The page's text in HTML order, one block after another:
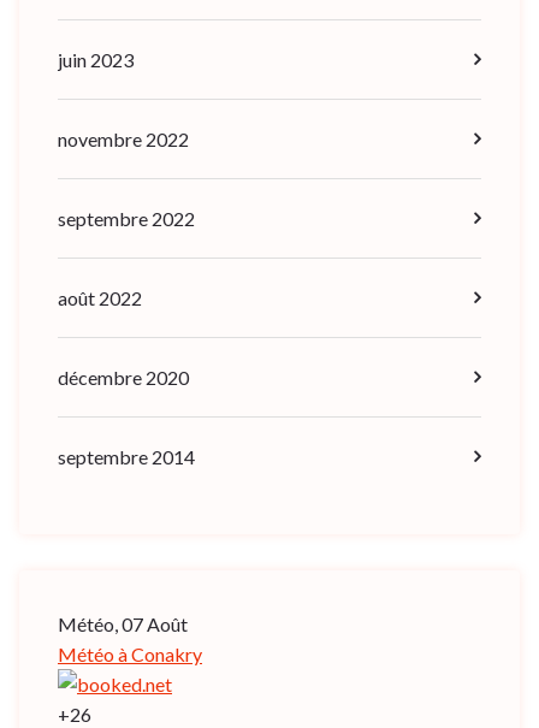
juin 2023
novembre 2022
septembre 2022
août 2022
décembre 2020
septembre 2014
Météo, 07 Août
Météo à Conakry
+26